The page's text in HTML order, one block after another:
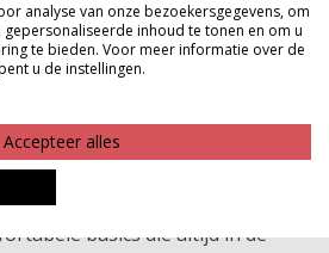
Licht, Stijlvol en
bij elke zomerse stijl en
op zoek bent naar lichte vesten
gilets om je zomerse look
basics die altijd in de
analyse van onze bezoekersgegevens, om
inhoud te tonen en om u
te bieden. Voor meer informatie over de
u de instellingen.
Accepteer alles